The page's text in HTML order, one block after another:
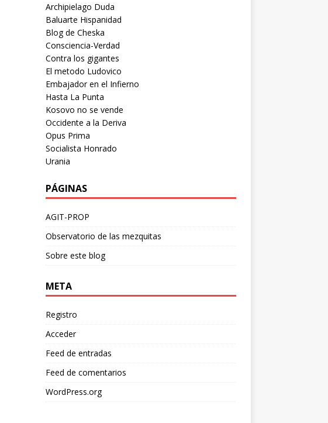
Archipielago Duda
Baluarte Hispanidad
Blog de Cheska
Consciencia-Verdad
Contra los gigantes
El metodo Ludovico
Embajador en el Infierno
Hasta La Punta
Kosovo no se vende
Occidente a la Deriva
Opus Prima
Socialista Honrado
Urania
PÁGINAS
AGIT-PROP
Observatorio de las mezquitas
Sobre este blog
META
Registro
Acceder
Feed de entradas
Feed de comentarios
WordPress.org